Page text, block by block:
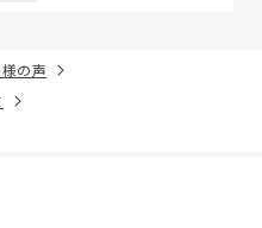
の声